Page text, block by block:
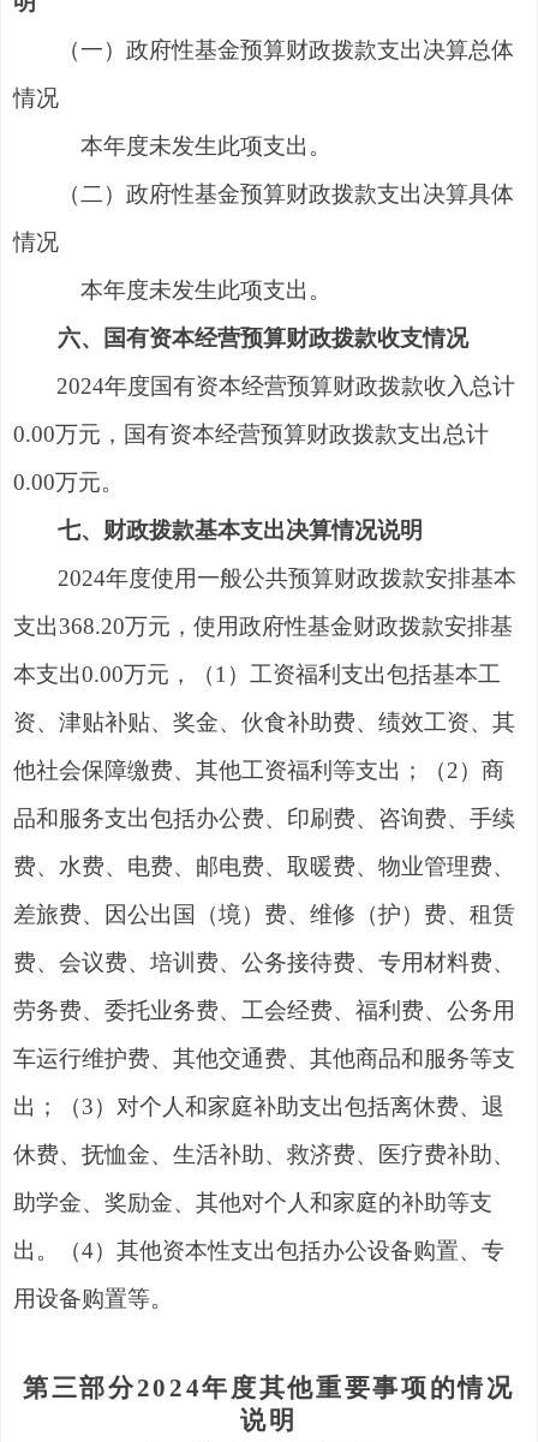
（一）政府性基金预算财政拨款支出决算总体
情况
本年度未发生此项支出 。
（二）政府性基金预算财政拨款支出决算具体
情况
本年度未发生此项支出 。
六、国有资本经营预算财政拨款收支情况
2024年度国有资本经营预算财政拨款收入总计
0.00万元，国有资本经营预算财政拨款支出总计
0.00万元。
七、财政拨款基本支出决算情况说明
2024年度使用一般公共预算财政拨款安排基本
支出368.20万元，使用政府性基金财政拨款安排基
本支出0.00万元， （1）工资福利支出包括基本工
资、津贴补贴、奖金、伙食补助费、绩效工资、 其
他社会保障缴费、其他工资福利 等支出 ； （2）商
品和服务支出包括办公费、印刷费、咨询费、手续
费、水费、电费、邮电费、取暖费、物业管理费、
差旅费、因公出国（境）费、维修（护）费、租赁
费、会议费、培训费、公务接待费、专用材料费、
劳务费、委托业务费、工会经费、福利费、公务用
车运行维护费、其他交通费、其他商品和服务等支
出 ； （3）对个人和家庭补助支出包括离休费、退
休费、抚恤金、生活补助、 救济费、医疗费补助、
助学金、奖励金、 其他对个人和家庭的补助等支
出 。 （4）其他资本性支出包括办公设备购置、专
用设备购置等。
第三部分2024年度其他重要事项的情况
说明